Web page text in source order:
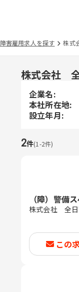
障害雇用求人を探す 株式
株式会社
企業名:
本社所在地:
設立年月:
2件(1 -2件)
（障）警備
株式会社 全
この